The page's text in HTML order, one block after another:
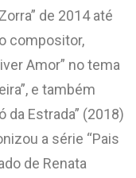
de 2014 até
compositor,
Amor” no tema
e também
da Estrada” (2018)
a série “Pais
de Renata